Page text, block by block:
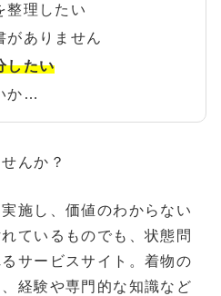
整理したい
がありません
したい
か…
んか？
施し、価値のわからない
ているものでも、状態問
サービスサイト。着物の
経験や専門的な知識など